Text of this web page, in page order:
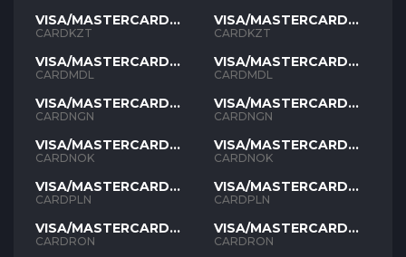
VISA/MASTERCARD
KZT
CARDKZT
VISA/MASTERCARD
MDL
CARDMDL
VISA/MASTERCARD
NGN
CARDNGN
VISA/MASTERCARD
NOK
CARDNOK
VISA/MASTERCARD
PLN
CARDPLN
VISA/MASTERCARD
RON
CARDRON
VISA/MASTERCARD
KZT
CARDKZT
VISA/MASTERCARD
MDL
CARDMDL
VISA/MASTERCARD
NGN
CARDNGN
VISA/MASTERCARD
NOK
CARDNOK
VISA/MASTERCARD
PLN
CARDPLN
VISA/MASTERCARD
RON
CARDRON